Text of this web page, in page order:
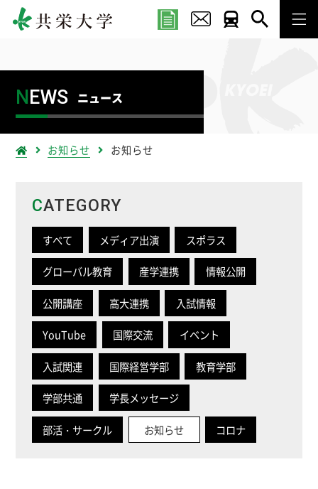
NEWS ニュース
お知らせ お知らせ
CATEGORY
すべて メディア出演 スポラス
グローバル教育 産学連携 情報公開
公開講座 高大連携 入試情報
YouTube 国際交流 イベント
入試関連 国際経営学部 教育学部
学部共通 学長メッセージ
部活・サークル お知らせ コロナ